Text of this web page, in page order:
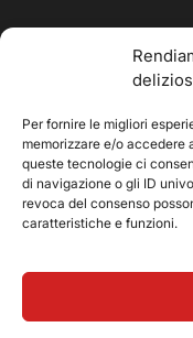
Per fornire le migliori
memorizzare e/o accedere
queste tecnologie ci
di navigazione o gli ID
revoca del consenso
caratteristiche e funzioni.
@2025